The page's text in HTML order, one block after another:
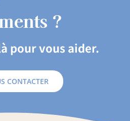
?
pour vous aider.
CONTACTER